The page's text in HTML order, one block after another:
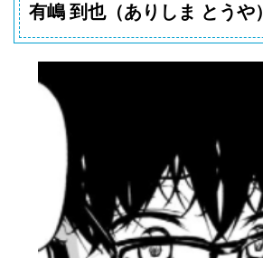
有嶋 到也（ありしま とうや）